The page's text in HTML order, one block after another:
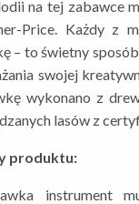
na tej zabawce
Price. Każdy z
– to świetny
swojej
wykonano z
lasów z
produktu:
instrument